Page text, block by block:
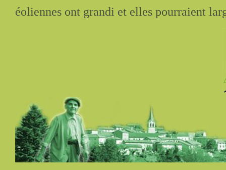
éoliennes ont grandi et elles pourraient